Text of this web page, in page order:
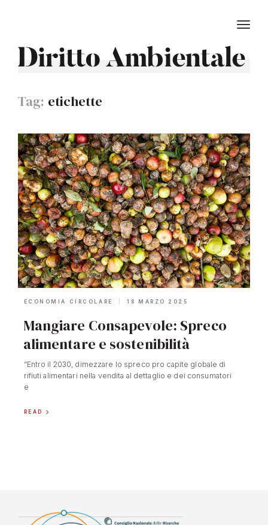
Diritto Ambientale
Tag: etichette
ECONOMIA CIRCOLARE 18 MARZO 2025
Mangiare Consapevole: Spreco
alimentare e sostenibilità
“Entro il 2030, dimezzare lo spreco pro capite globale di
rifiuti alimentari nella vendita al dettaglio e dei consumatori
e
READ